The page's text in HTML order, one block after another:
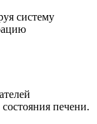
систему
печени.